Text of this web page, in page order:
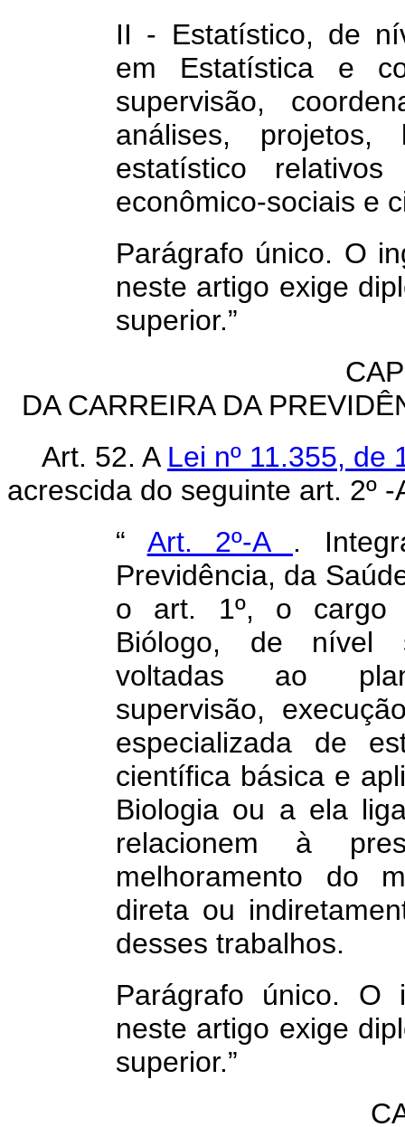
II - Estatístico, de
em Estatística e
supervisão,
análises, projetos,
estatístico
econômico-sociais e
Parágrafo único. O
neste artigo exige
superior.”
DA CARREIRA DA
Art. 52. A Lei nº 11.355,
acrescida do seguinte art. 2º -
“ Art. 2º-A .
Previdência, da
o art. 1º, o cargo
Biólogo, de nível
voltadas ao
supervisão,
especializada de
científica básica e
Biologia ou a ela
relacionem à
melhoramento do
direta ou
desses trabalhos.
Parágrafo único. O
neste artigo exige
superior.”